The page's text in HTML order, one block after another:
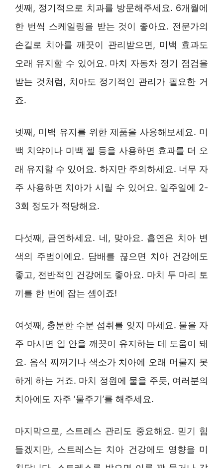
셋째, 정기적으로 치과를 방문해주세요. 6개월에
한 번씩 스케일링을 받는 것이 좋아요. 전문가의
손길로 치아를 깨끗이 관리받으면, 미백 효과도
오래 유지할 수 있어요. 마치 자동차 정기 점검을
받는 것처럼, 치아도 정기적인 관리가 필요한 거
죠.
넷째, 미백 유지를 위한 제품을 사용해보세요. 미
백 치약이나 미백 젤 등을 사용하면 효과를 더 오
래 유지할 수 있어요. 하지만 주의하세요. 너무 자
주 사용하면 치아가 시릴 수 있어요. 일주일에 2-
3회 정도가 적당해요.
다섯째, 금연하세요. 네, 맞아요. 흡연은 치아 변
색의 주범이에요. 담배를 끊으면 치아 건강에도
좋고, 전반적인 건강에도 좋아요. 마치 두 마리 토
끼를 한 번에 잡는 셈이죠!
여섯째, 충분한 수분 섭취를 잊지 마세요. 물을 자
주 마시면 입 안을 깨끗이 유지하는 데 도움이 돼
요. 음식 찌꺼기나 색소가 치아에 오래 머물지 못
하게 하는 거죠. 마치 정원에 물을 주듯, 여러분의
치아에도 자주 ‘물주기’를 해주세요.
마지막으로, 스트레스 관리도 중요해요. 믿기 힘
들겠지만, 스트레스는 치아 건강에도 영향을 미